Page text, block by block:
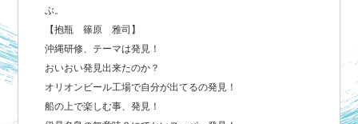
ぶ。
【抱瓶 篠原 雅司】
沖縄研修、テーマは発見！
おいおい発見出来たのか？
オリオンビール工場で自分が出てるの発見！
船の上で楽しむ事、発見！